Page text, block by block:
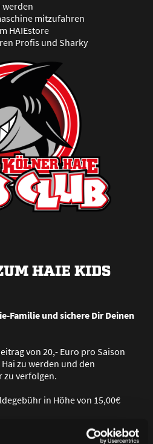
werden
mitzufahren
HAIEstore
Profis und Sharky
HAIE KIDS
Familie und sichere Dir Deinen
von 20,- Euro pro Saison
zu werden und den
zu verfolgen.
in Höhe von 15,00€
dem 01.01. eines Jahres und